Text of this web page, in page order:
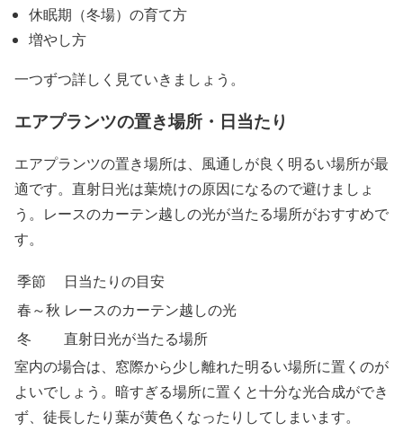
休眠期（冬場）の育て方
増やし方
一つずつ詳しく見ていきましょう。
エアプランツの置き場所・日当たり
エアプランツの置き場所は、風通しが良く明るい場所が最
適です。直射日光は葉焼けの原因になるので避けましょ
う。レースのカーテン越しの光が当たる場所がおすすめで
す。
季節
日当たりの目安
春～秋 レースのカーテン越しの光
冬
直射日光が当たる場所
室内の場合は、窓際から少し離れた明るい場所に置くのが
よいでしょう。暗すぎる場所に置くと十分な光合成ができ
ず、徒長したり葉が黄色くなったりしてしまいます。